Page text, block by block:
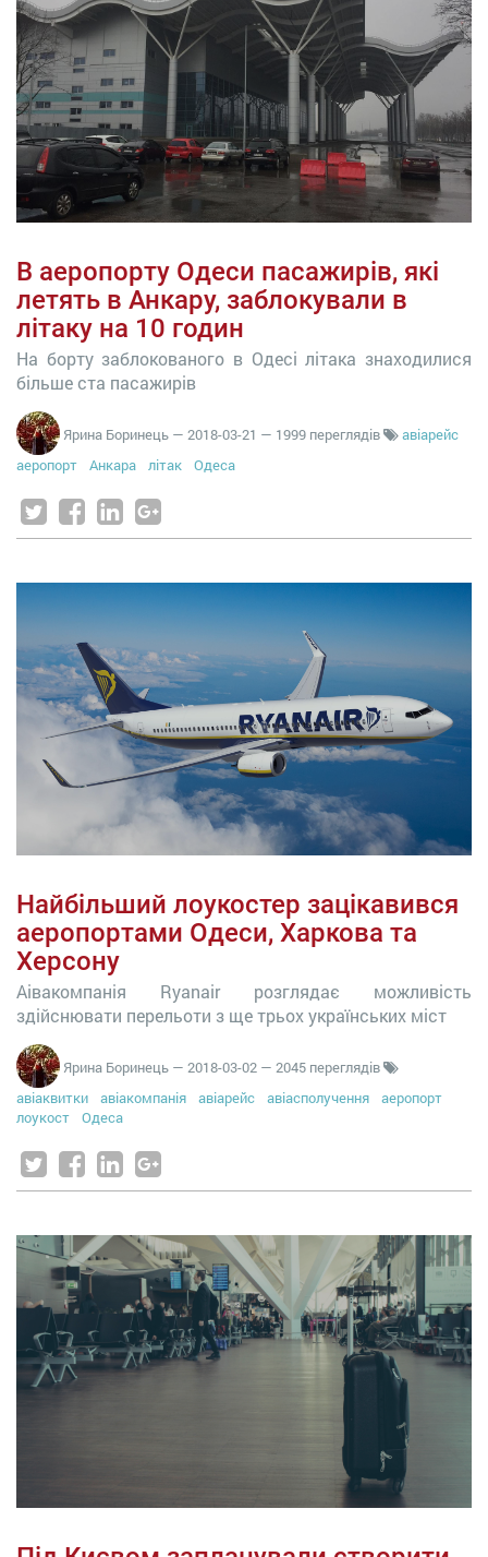
В аеропорту Одеси пасажирів, які
летять в Анкару, заблокували в
літаку на 10 годин
На борту заблокованого в Одесі літака знаходилися
більше ста пасажирів
Ярина Боринець — 2018-03-21 — 1999 переглядів
авіарейс
аеропорт
Анкара літак Одеса
Найбільший лоукостер зацікавився
аеропортами Одеси, Харкова та
Херсону
Аівакомпанія Ryanair розглядає можливість
здійснювати перельоти з ще трьох українських міст
Ярина Боринець — 2018-03-02 — 2045 переглядів
авіаквитки
авіакомпанія авіарейс авіасполучення
аеропорт
лоукост
Одеса